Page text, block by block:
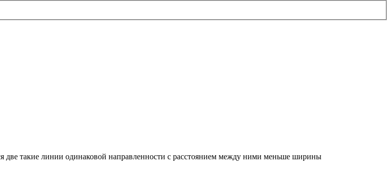
две такие линии одинаковой направленности с расстоянием между ними меньше ширины